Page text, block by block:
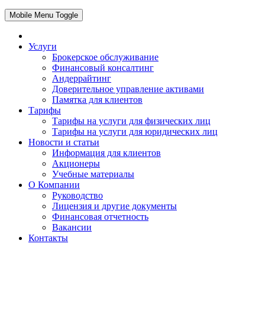
Mobile Menu Toggle
Услуги
Брокерское обслуживание
Финансовый консалтинг
Андеррайтинг
Доверительное управление активами
Памятка для клиентов
Тарифы
Тарифы на услуги для физических лиц
Тарифы на услуги для юридических лиц
Новости и статьи
Информация для клиентов
Акционеры
Учебные материалы
О Компании
Руководство
Лицензия и другие документы
Финансовая отчетность
Вакансии
Контакты